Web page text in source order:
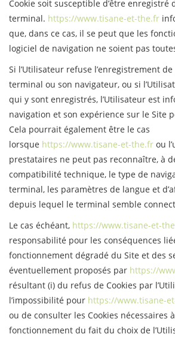
Cookie soit susceptible d’être enregistré
terminal. https://www.tisane-et-the.fr
que, dans ce cas, il se peut que les
logiciel de navigation ne soient pas
Si l’Utilisateur refuse l’enregistrement
terminal ou son navigateur, ou si
qui y sont enregistrés, l’Utilisateur est
navigation et son expérience sur le Site
Cela pourrait également être le cas
lorsque https://www.tisane-et-the.fr ou
prestataires ne peut pas reconnaître, à
compatibilité technique, le type de
terminal, les paramètres de langue et
depuis lequel le terminal semble
Le cas échéant, https://www.tisane-et-
responsabilité pour les conséquences
fonctionnement dégradé du Site et des
éventuellement proposés par https://
résultant (i) du refus de Cookies par
l’impossibilité pour https://www.tisane-
ou de consulter les Cookies nécessaires
fonctionnement du fait du choix de